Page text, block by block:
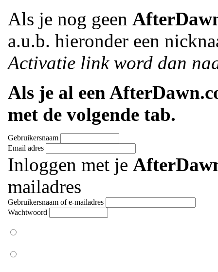
Als je nog geen
a.u.b. hieronder een
Activatie link word dan
Als je al een
met de volgende tab.
Gebruikersnaam
Email adres
Inloggen met je
mailadres
Gebruikersnaam of e-mailadres
Wachtwoord